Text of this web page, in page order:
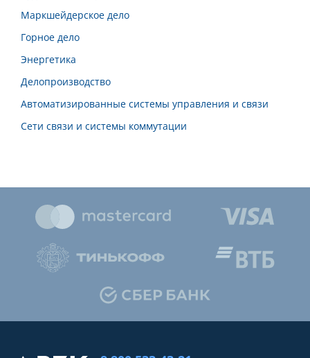
Маркшейдерское дело
Горное дело
Энергетика
Делопроизводство
Автоматизированные системы управления и связи
Сети связи и системы коммутации